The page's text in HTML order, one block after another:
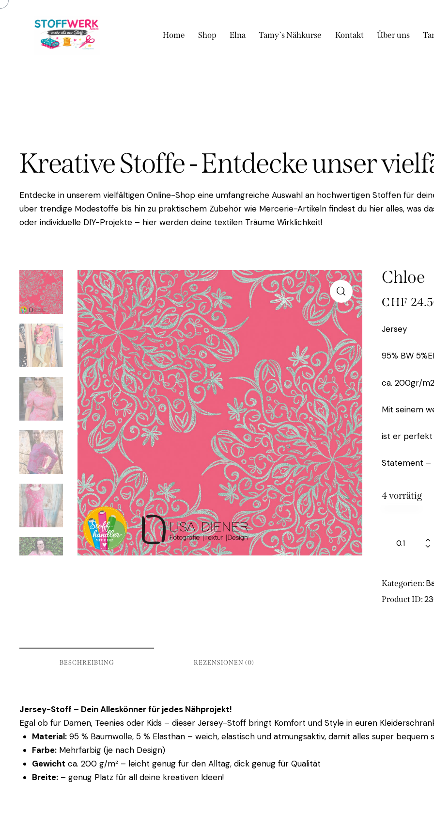
Home Shop Elna Tamy`s Nähkurse Kontakt Über uns
Kreative Stoffe - Entdecke unser
Entdecke in unserem vielfältigen Online-Shop eine umfangreiche Auswahl an hochwertigen Stoffen für
über trendige Modestoffe bis hin zu praktischem Zubehör wie Mercerie-Artikeln findest du hier alles, was
oder individuelle DIY-Projekte – hier werden deine textilen Träume Wirklichkeit!
Chloe
CHF
Jersey
95% BW
ca. 200gr/m2
Mit seinem
ist er perfekt
Statement –
4 vorrätig
Kategorien:
Product ID:
BESCHREIBUNG REZENSIONEN (0)
Jersey-Stoff – Dein Alleskönner für jedes Nähprojekt!
Egal ob für Damen, Teenies oder Kids – dieser Jersey-Stoff bringt Komfort und Style in euren
Material:95 % Baumwolle, 5 % Elasthan – weich, elastisch und atmungsaktiv, damit alles super bequem
Farbe:Mehrfarbig (je nach Design)
Gewicht ca. 200 g/m² – leicht genug für den Alltag, dick genug für Qualität
Breite:– genug Platz für all deine kreativen Ideen!